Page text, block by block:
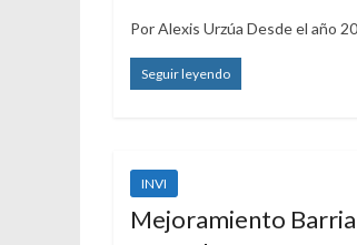
Por Alexis Urzúa Desde el año
Seguir leyendo
INVI
Mejoramiento